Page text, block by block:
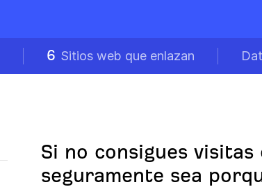
6 Sitios web que enlazan
Si no consigues visitas
seguramente sea